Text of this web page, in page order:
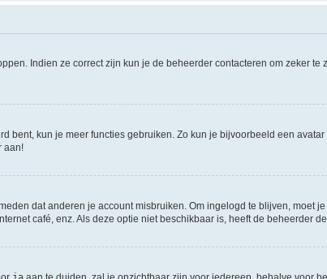
Indien ze correct zijn kun je de beheerder contacteren om zeker te
kun je meer functies gebruiken. Zo kun je bijvoorbeeld een
aan!
dat anderen je account misbruiken. Om ingelogd te blijven, moet
café, enz. Als deze optie niet beschikbaar is, heeft de beheerder